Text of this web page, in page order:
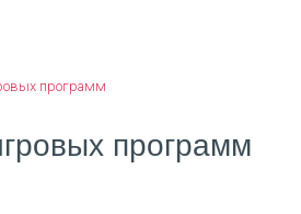
программ
программ